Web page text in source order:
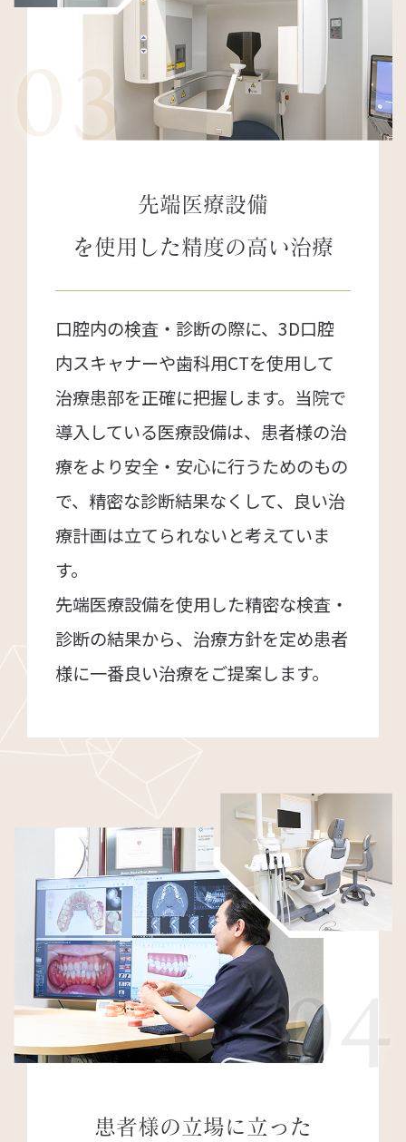
03
先端医療設備
を使用した精度の高い治療
口腔内の検査・診断の際に、3D口腔
内スキャナーや歯科用CTを使用して
治療患部を正確に把握します。当院で
導入している医療設備は、患者様の治
療をより安全・安心に行うためのもの
で、精密な診断結果なくして、良い治
療計画は立てられないと考えていま
す。
先端医療設備を使用した精密な検査・
診断の結果から、治療方針を定め患者
様に一番良い治療をご提案します。
04
患者様の立場に立った